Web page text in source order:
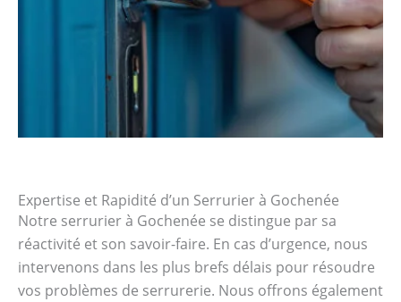
Expertise et Rapidité d’un Serrurier à Gochenée
Notre serrurier à Gochenée se distingue par sa
réactivité et son savoir-faire. En cas d’urgence, nous
intervenons dans les plus brefs délais pour résoudre
vos problèmes de serrurerie. Nous offrons également